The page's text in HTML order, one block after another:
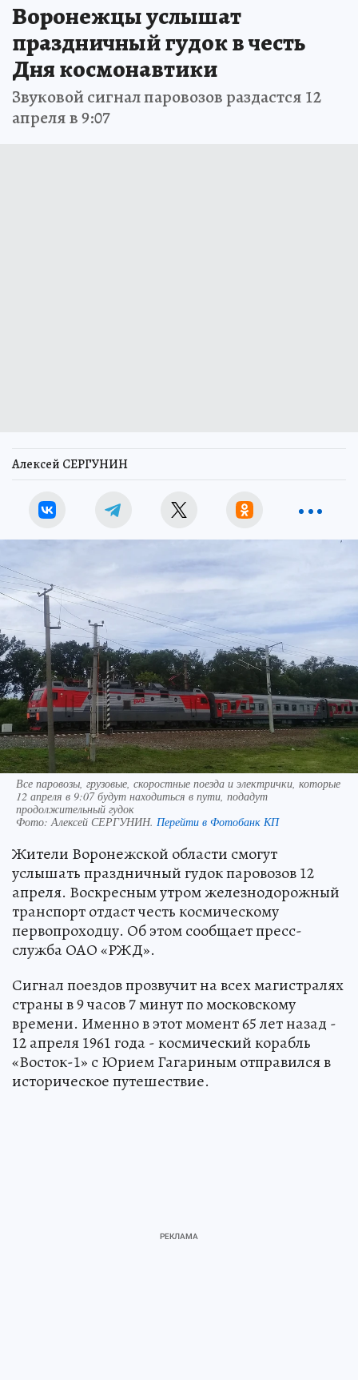
Воронежцы услышат
праздничный гудок в честь
Дня космонавтики
Звуковой сигнал паровозов раздастся 12
апреля в 9:07
Алексей СЕРГУНИН
Все паровозы, грузовые, скоростные поезда и электрички, которые
12 апреля в 9:07 будут находиться в пути, подадут
продолжительный гудок
Фото:Алексей СЕРГУНИН. Перейти в Фотобанк КП
Жители Воронежской области смогут
услышать праздничный гудок паровозов 12
апреля. Воскресным утром железнодорожный
транспорт отдаст честь космическому
первопроходцу. Об этом сообщает пресс-
служба ОАО «РЖД».
Сигнал поездов прозвучит на всех магистралях
страны в 9 часов 7 минут по московскому
времени. Именно в этот момент 65 лет назад -
12 апреля 1961 года - космический корабль
«Восток-1» с Юрием Гагариным отправился в
историческое путешествие.